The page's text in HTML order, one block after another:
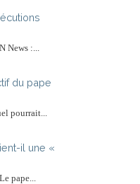
:...
du pape
pourrait...
il une «
pape...